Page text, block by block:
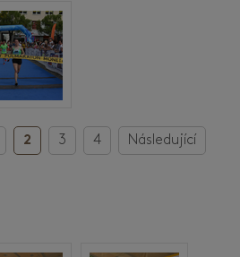
2 3 4
Následující